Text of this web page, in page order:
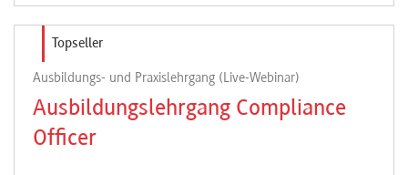
Topseller
Ausbildungs- und Praxislehrgang (Live-Webinar)
Ausbildungslehrgang Compliance
Officer